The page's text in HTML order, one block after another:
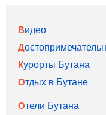
Видео
Курорты Бутана
Отдых в Бутане
Отели Бутана